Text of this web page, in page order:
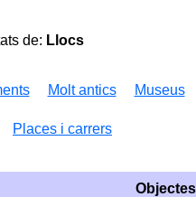
de: Llocs
Molt antics Museus
Places i carrers
Objectes